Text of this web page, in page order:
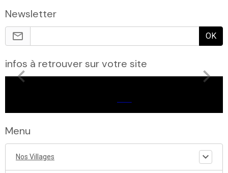
Newsletter
OK
infos à retrouver sur votre site
Menu
Nos Villages